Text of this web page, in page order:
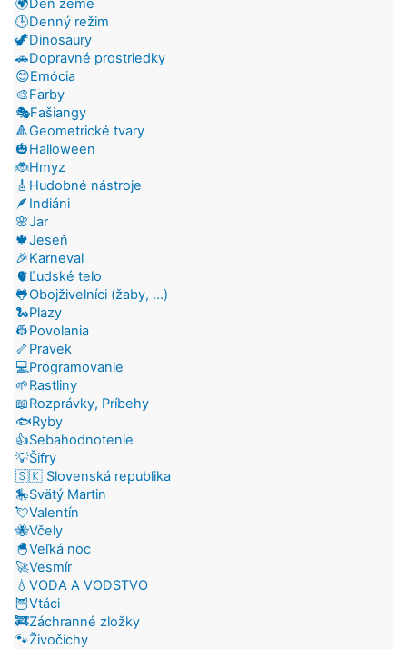
🌍Deň zeme
🕒Denný režim
🦖Dinosaury
🚗Dopravné prostriedky
😊Emócia
🎨Farby
🎭Fašiangy
🔺Geometrické tvary
🎃Halloween
🐞Hmyz
🎸Hudobné nástroje
🪶Indiáni
🌸Jar
🍁Jeseň
🎉Karneval
🫀Ľudské telo
🐸Obojživelníci (žaby, ...)
🐍Plazy
👷Povolania
🦴Pravek
💻Programovanie
🌱Rastliny
📖Rozprávky, Príbehy
🐟Ryby
👍Sebahodnotenie
💡Šifry
🇸🇰 Slovenská republika
🎠Svätý Martin
💘Valentín
🐝Včely
🐣Veľká noc
🚀Vesmír
💧VODA A VODSTVO
🦉Vtáci
🚒Záchranné zložky
🐾Živočíchy